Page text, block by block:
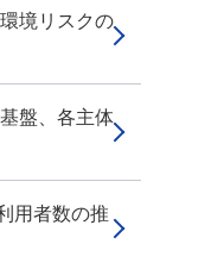
境リスクの
盤、各主体
用者数の推